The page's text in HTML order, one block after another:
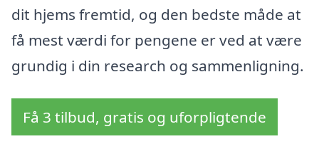
dit hjems fremtid, og den bedste måde at
få mest værdi for pengene er ved at være
grundig i din research og sammenligning.
Få 3 tilbud, gratis og uforpligtende